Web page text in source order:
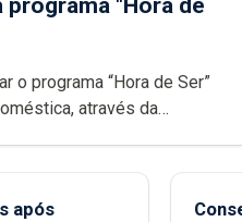
programa "Hora de
o programa “Hora de Ser”
através da
após